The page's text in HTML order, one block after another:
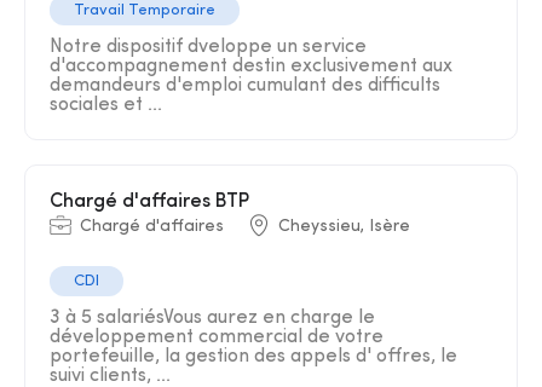
Travail Temporaire
Notre dispositif dveloppe un service
d'accompagnement destin exclusivement aux
demandeurs d'emploi cumulant des difficults
sociales et ...
Chargé d'affaires BTP
Chargé d'affaires Cheyssieu, Isère
CDI
3 à 5 salariésVous aurez en charge le
développement commercial de votre
portefeuille, la gestion des appels d' offres, le
suivi clients, ...